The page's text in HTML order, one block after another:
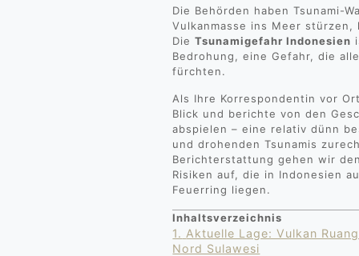
Die Behörden haben Tsunami-
Vulkanmasse ins Meer
DieTsunamigefahr Indonesien
Bedrohung, eine Gefahr, die
fürchten.
Als Ihre Korrespondentin vor
Blick und berichte von den
abspielen – eine relativ dünn
und drohenden Tsunamis
Berichterstattung gehen wir
Risiken auf, die in Indonesien
Feuerring liegen.
Inhaltsverzeichnis
1. Aktuelle Lage: Vulkan
Nord Sulawesi